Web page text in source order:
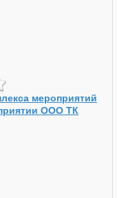
мероприятий
ООО ТК